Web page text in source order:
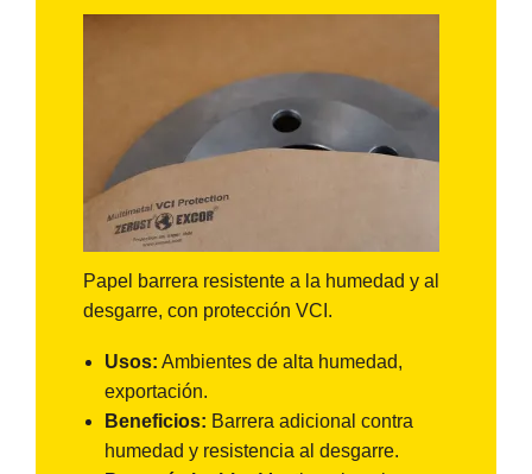
Papel barrera resistente a la humedad y al
desgarre, con protección VCI.
Usos: Ambientes de alta humedad,
exportación.
Beneficios: Barrera adicional contra
humedad y resistencia al desgarre.